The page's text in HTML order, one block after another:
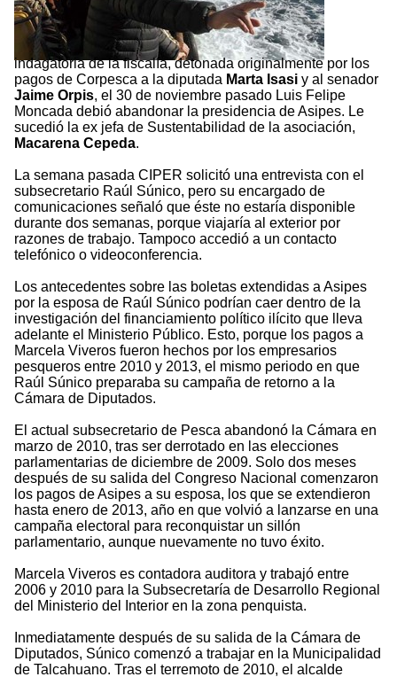
indagatoria de la fiscalía, detonada originalmente por los
pagos de Corpesca a la diputada Marta Isasi y al senador
Jaime Orpis, el 30 de noviembre pasado Luis Felipe
Moncada debió abandonar la presidencia de Asipes. Le
sucedió la ex jefa de Sustentabilidad de la asociación,
Macarena Cepeda.
La semana pasada CIPER solicitó una entrevista con el
subsecretario Raúl Súnico, pero su encargado de
comunicaciones señaló que éste no estaría disponible
durante dos semanas, porque viajaría al exterior por
razones de trabajo. Tampoco accedió a un contacto
telefónico o videoconferencia.
Los antecedentes sobre las boletas extendidas a Asipes
por la esposa de Raúl Súnico podrían caer dentro de la
investigación del financiamiento político ilícito que lleva
adelante el Ministerio Público. Esto, porque los pagos a
Marcela Viveros fueron hechos por los empresarios
pesqueros entre 2010 y 2013, el mismo periodo en que
Raúl Súnico preparaba su campaña de retorno a la
Cámara de Diputados.
El actual subsecretario de Pesca abandonó la Cámara en
marzo de 2010, tras ser derrotado en las elecciones
parlamentarias de diciembre de 2009. Solo dos meses
después de su salida del Congreso Nacional comenzaron
los pagos de Asipes a su esposa, los que se extendieron
hasta enero de 2013, año en que volvió a lanzarse en una
campaña electoral para reconquistar un sillón
parlamentario, aunque nuevamente no tuvo éxito.
Marcela Viveros es contadora auditora y trabajó entre
2006 y 2010 para la Subsecretaría de Desarrollo Regional
del Ministerio del Interior en la zona penquista.
Inmediatamente después de su salida de la Cámara de
Diputados, Súnico comenzó a trabajar en la Municipalidad
de Talcahuano. Tras el terremoto de 2010, el alcalde